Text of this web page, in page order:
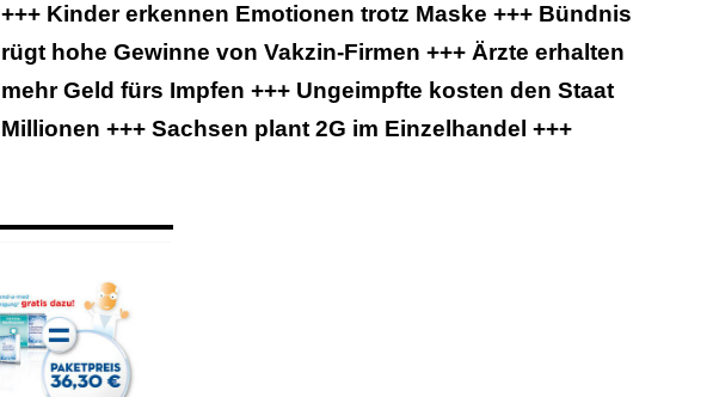
+++ Kinder erkennen Emotionen trotz Maske +++ Bündnis
rügt hohe Gewinne von Vakzin-Firmen +++ Ärzte erhalten
mehr Geld fürs Impfen +++ Ungeimpfte kosten den Staat
Millionen +++ Sachsen plant 2G im Einzelhandel +++